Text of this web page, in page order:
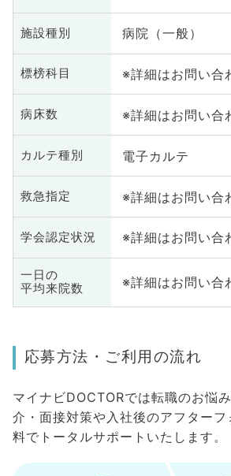
施設種別 病院（一般）
標榜科目 ※詳細はお問い合
病床数 ※詳細はお問い合
カルテ種別 電子カルテ
救急指定 ※詳細はお問い合
学会認定状況 ※詳細はお問い合
一日の
平均来院数
※詳細はお問い合
応募方法・ご利用の流れ
マイナビDOCTORでは転職のお悩
介・面接対策や入社後のアフター
料でトータルサポートいたします。